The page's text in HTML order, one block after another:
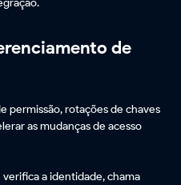
de
permissão, rotações de chaves
as mudanças de acesso
a identidade, chama